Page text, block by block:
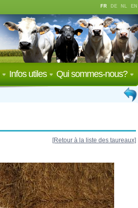
FR DE NL EN
Qui sommes-nous?
Infos utiles
[Retour à la liste des taureaux]